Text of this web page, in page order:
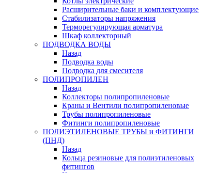
Расширительные баки и комплектующие
Стабилизаторы напряжения
Терморегулирующая арматура
Шкаф коллекторный
ПОДВОДКА ВОДЫ
Назад
Подводка воды
Подводка для смесителя
ПОЛИПРОПИЛЕН
Назад
Коллекторы полипропиленовые
Краны и Вентили полипропиленовые
Трубы полипропиленовые
Фитинги полипропиленовые
ПОЛИЭТИЛЕНОВЫЕ ТРУБЫ и ФИТИНГИ
(ПНД)
Назад
Кольца резиновые для полиэтиленовых
фитингов